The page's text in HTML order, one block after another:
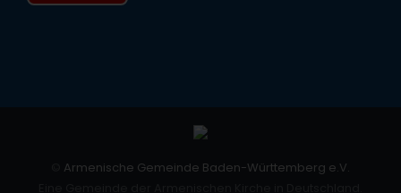
Armenische Gemeinde Baden-Württemberg e.V.